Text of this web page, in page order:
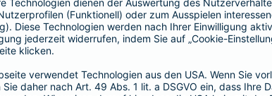
AG und der Barmenia Allgemeine